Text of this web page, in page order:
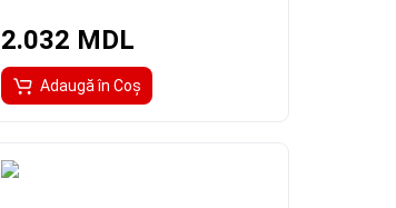
2.032 MDL
Adaugă în Coş